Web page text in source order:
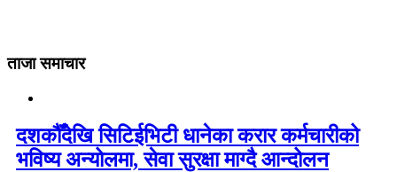
ताजा समाचार
दशकौँदेखि सिटिईभिटी धानेका करार कर्मचारीको
भविष्य अन्योलमा, सेवा सुरक्षा माग्दै आन्दोलन